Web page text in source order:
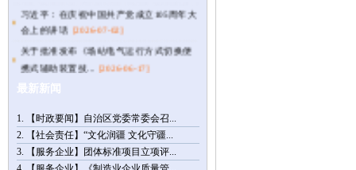
习近平：在庆祝中国共产党成立105周年大
会上的讲话 [2026-07-02]
关于批准发布《场站电气运行方式切换便
携式辅助装置技...
[2026-06-17]
【通知公告】关于举办第十四届品牌故事
关于举办第十四届品牌故事大赛（乌鲁木
齐赛区）暨第八... [2026-04-14]
【时政要闻】习近平：树立和践行正确政
最新新闻
1.
【时政要闻】自治区党委常委会召...
2.
【社会责任】“文化润疆 文化守疆...
3.
【服务企业】团体标准项目立项评...